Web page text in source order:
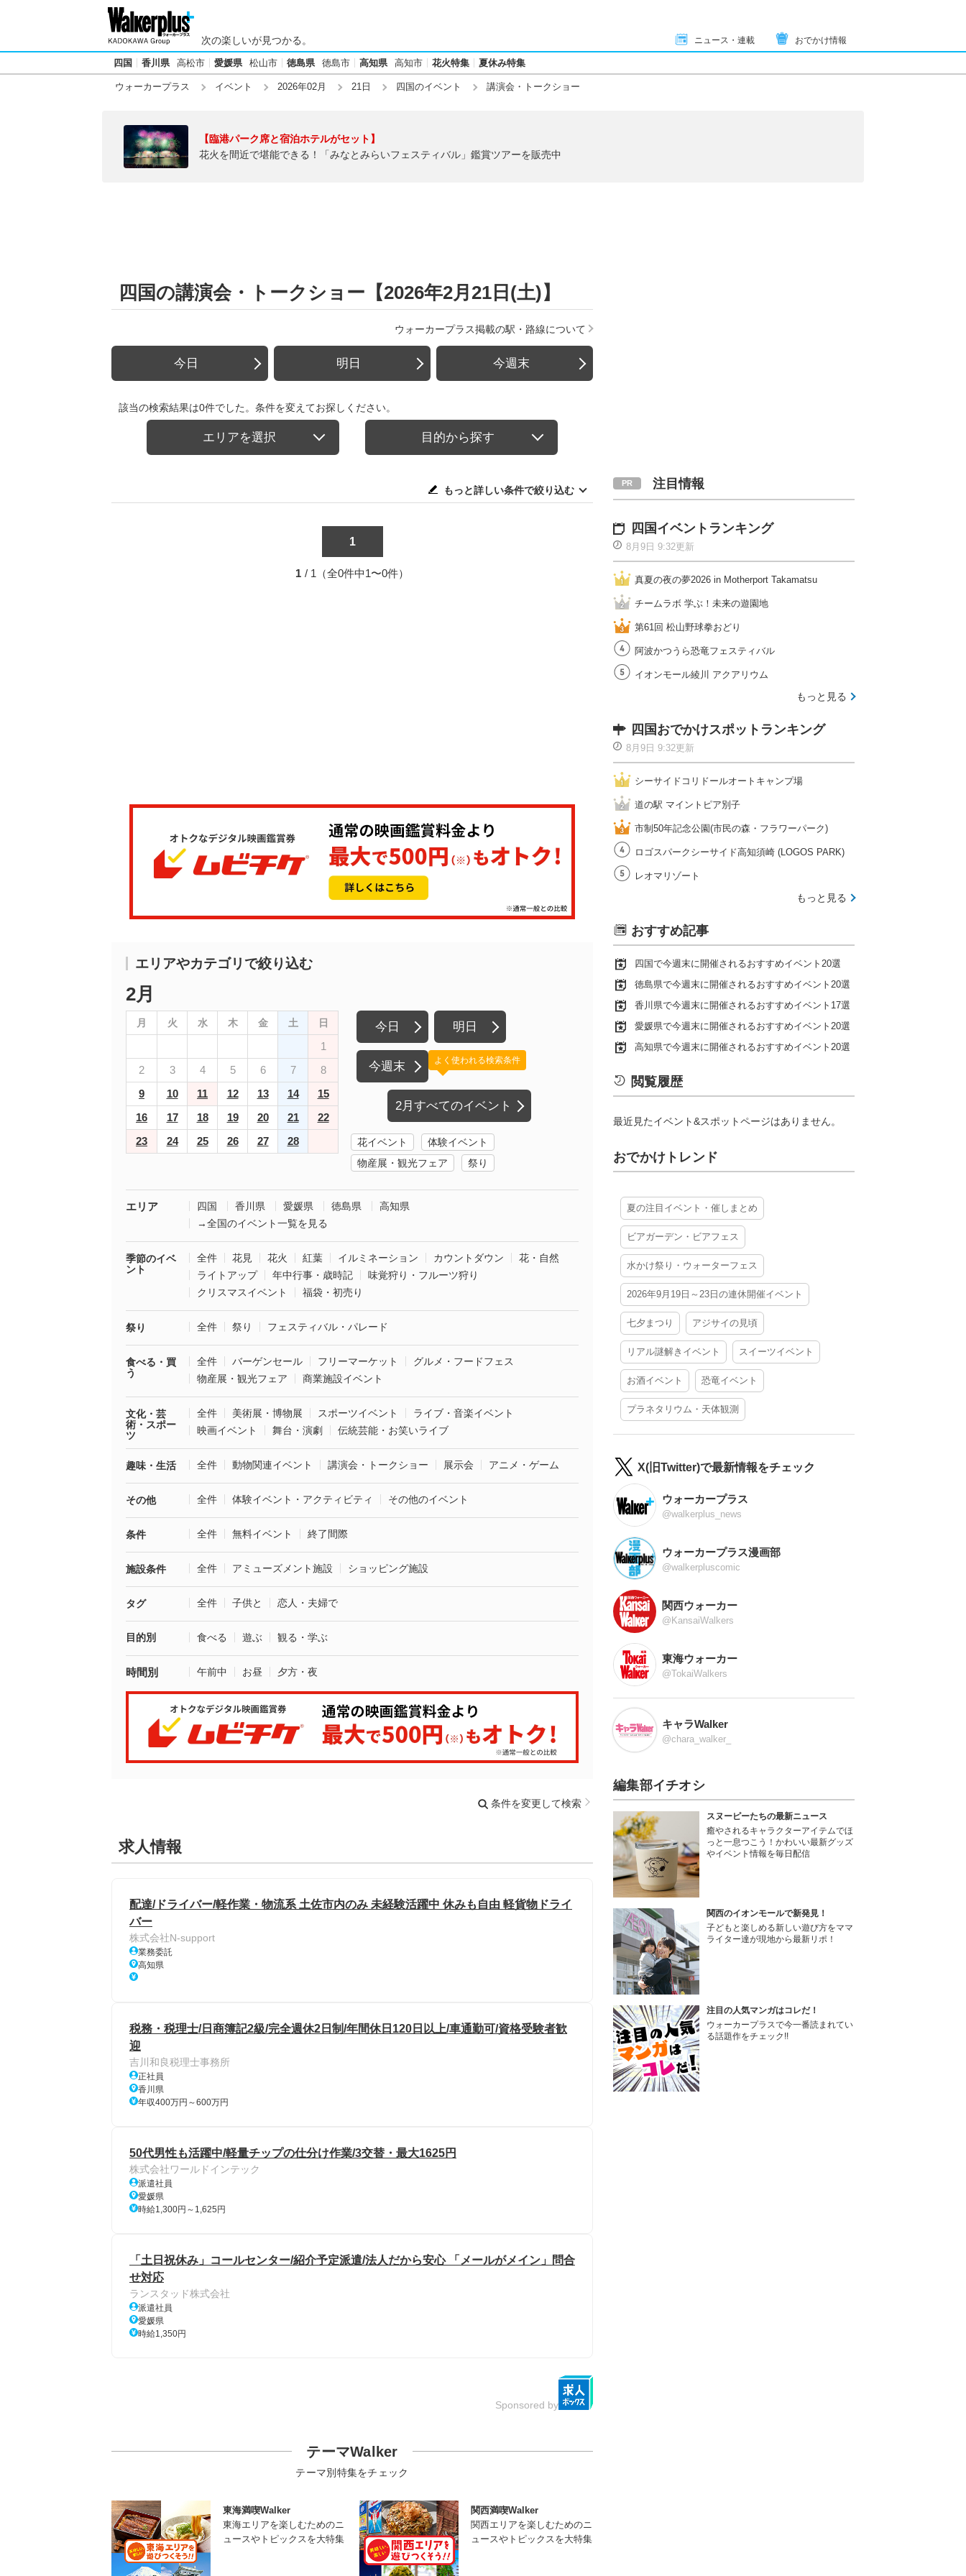
次の楽しいが見つかる。 ニュース・連載 おでかけ情報
四国 香川県 高松市 愛媛県 松山市 徳島県 徳島市 高知県 高知市 花火特集 夏休み特集
ウォーカープラス イベント 2026年02月 21日 四国のイベント 講演会・トークショー
【臨港パーク席と宿泊ホテルがセット】
花火を間近で堪能できる！「みなとみらいフェスティバル」鑑賞ツアーを販売中
四国の講演会・トークショー【2026年2月21日(土)】
ウォーカープラス掲載の駅・路線について
今日 明日 今週末
該当の検索結果は0件でした。条件を変えてお探しください。
エリアを選択 目的から探す
もっと詳しい条件で絞り込む
1
1 / 1（全0件中1〜0件）
エリアやカテゴリで絞り込む
2月
月 火 水 木 金 土 日
1
2
3 4 5 6 7
8
9
10 11 12 13 14
15
16
17 18 19 20 21
22
23
24 25 26 27 28
今日 明日
今週末
2月すべてのイベント
よく使われる検索条件
花イベント
体験イベント
物産展・観光フェア
祭り
エリア 四国 香川県 愛媛県 徳島県
高知県
→全国のイベント一覧を見る
季節のイベ
ント
全件 花見 花火 紅葉 イルミネーション カウントダウン
花・自然
ライトアップ
年中行事・歳時記
味覚狩り・フルーツ狩り
クリスマスイベント
福袋・初売り
祭り 全件 祭り フェスティバル・パレード
食べる・買
う
全件 バーゲンセール フリーマーケット
グルメ・フードフェス
物産展・観光フェア
商業施設イベント
文化・芸
術・スポー
ツ
全件 美術展・博物展 スポーツイベント
ライブ・音楽イベント
映画イベント
舞台・演劇 伝統芸能・お笑いライブ
趣味・生活 全件 動物関連イベント 講演会・トークショー 展示会 アニメ・ゲーム
その他 全件 体験イベント・アクティビティ その他のイベント
条件 全件 無料イベント 終了間際
施設条件 全件 アミューズメント施設 ショッピング施設
タグ 全件 子供と 恋人・夫婦で
目的別 食べる 遊ぶ 観る・学ぶ
時間別 午前中 お昼 夕方・夜
条件を変更して検索
求人情報
配達/ドライバー/軽作業・物流系 土佐市内のみ 未経験活躍中 休みも自由 軽貨物ドライ
バー
株式会社N-support
業務委託
高知県
税務・税理士/日商簿記2級/完全週休2日制/年間休日120日以上/車通勤可/資格受験者歓
迎
吉川和良税理士事務所
正社員
香川県
年収400万円～600万円
50代男性も活躍中/軽量チップの仕分け作業/3交替・最大1625円
株式会社ワールドインテック
派遣社員
愛媛県
時給1,300円～1,625円
「土日祝休み」コールセンター/紹介予定派遣/法人だから安心 「メールがメイン」問合
せ対応
ランスタッド株式会社
派遣社員
愛媛県
時給1,350円
Sponsored by
テーマWalker
テーマ別特集をチェック
東海満喫Walker
東海エリアを楽しむためのニ
ュースやトピックスを大特集
関西満喫Walker
関西エリアを楽しむためのニ
ュースやトピックスを大特集
注目情報
四国イベントランキング
8月9日 9:32更新
真夏の夜の夢2026 in Motherport Takamatsu
チームラボ 学ぶ！未来の遊園地
第61回 松山野球拳おどり
阿波かつうら恐竜フェスティバル
イオンモール綾川 アクアリウム
もっと見る
四国おでかけスポットランキング
8月9日 9:32更新
シーサイドコリドールオートキャンプ場
道の駅 マイントピア別子
市制50年記念公園(市民の森・フラワーパーク)
ロゴスパークシーサイド高知須崎 (LOGOS PARK)
レオマリゾート
もっと見る
おすすめ記事
四国で今週末に開催されるおすすめイベント20選
徳島県で今週末に開催されるおすすめイベント20選
香川県で今週末に開催されるおすすめイベント17選
愛媛県で今週末に開催されるおすすめイベント20選
高知県で今週末に開催されるおすすめイベント20選
閲覧履歴
最近見たイベント&スポットページはありません。
おでかけトレンド
夏の注目イベント・催しまとめ
ビアガーデン・ビアフェス
水かけ祭り・ウォーターフェス
2026年9月19日～23日の連休開催イベント
七夕まつり アジサイの見頃
リアル謎解きイベント スイーツイベント
お酒イベント 恐竜イベント
プラネタリウム・天体観測
X(旧Twitter)で最新情報をチェック
ウォーカープラス
@walkerplus_news
ウォーカープラス漫画部
@walkerpluscomic
関西ウォーカー
@KansaiWalkers
東海ウォーカー
@TokaiWalkers
キャラWalker
@chara_walker_
編集部イチオシ
スヌーピーたちの最新ニュース
癒やされるキャラクターアイテムでほ
っと一息つこう！かわいい最新グッズ
やイベント情報を毎日配信
関西のイオンモールで新発見！
子どもと楽しめる新しい遊び方をママ
ライター達が現地から最新リポ！
注目の人気マンガはコレだ！
ウォーカープラスで今一番読まれてい
る話題作をチェック!!